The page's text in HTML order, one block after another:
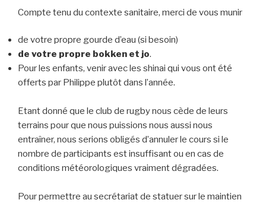
Compte tenu du contexte sanitaire, merci de vous munir
de votre propre gourde d’eau (si besoin)
de votre propre bokken et jo.
Pour les enfants, venir avec les shinai qui vous ont été
offerts par Philippe plutôt dans l’année.
Etant donné que le club de rugby nous cède de leurs
terrains pour que nous puissions nous aussi nous
entraîner, nous serions obligés d’annuler le cours si le
nombre de participants est insuffisant ou en cas de
conditions météorologiques vraiment dégradées.
Pour permettre au secrétariat de statuer sur le maintien